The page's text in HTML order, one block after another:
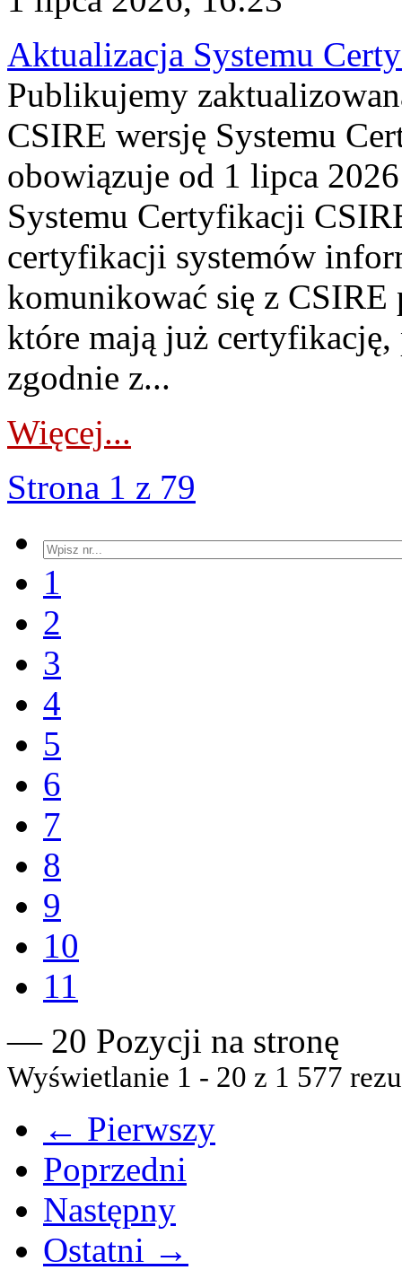
Aktualizacja Systemu
Publikujemy
CSIRE wersję Systemu
obowiązuje od 1 lipca
Systemu Certyfikacji
certyfikacji systemów
komunikować się z
które mają już
zgodnie z...
Więcej...
Strona 1 z 79
1
2
3
4
5
6
7
8
9
10
11
— 20 Pozycji na stronę
Wyświetlanie 1 - 20 z 1 577
← Pierwszy
Poprzedni
Następny
Ostatni →